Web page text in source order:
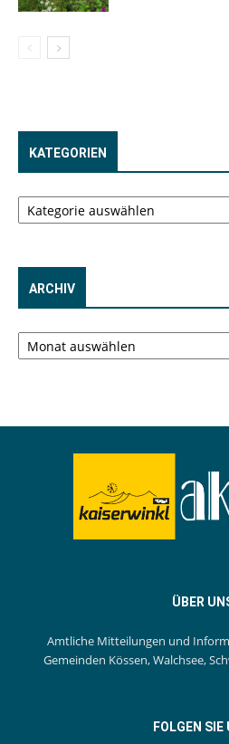
KATEGORIEN
Kategorien
ARCHIV
Archiv
ÜBER
Amtliche Mitteilungen und
Gemeinden Kössen, Walchsee,
FOLGEN SIE